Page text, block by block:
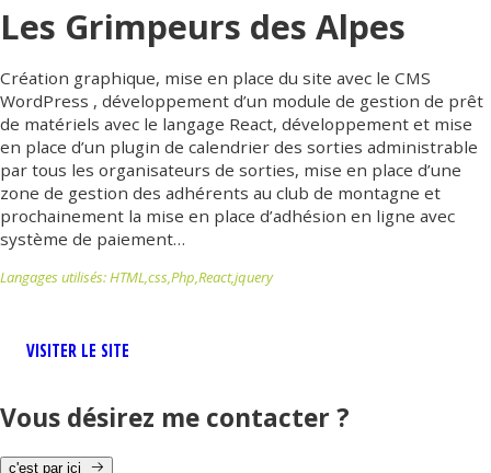
Les Grimpeurs des Alpes
Création graphique, mise en place du site avec le CMS
WordPress , développement d’un module de gestion de prêt
de matériels avec le langage React, développement et mise
en place d’un plugin de calendrier des sorties administrable
par tous les organisateurs de sorties, mise en place d’une
zone de gestion des adhérents au club de montagne et
prochainement la mise en place d’adhésion en ligne avec
système de paiement…
Langages utilisés: HTML,css,Php,React,jquery
VISITER LE SITE
Vous désirez me contacter ?
c'est par ici